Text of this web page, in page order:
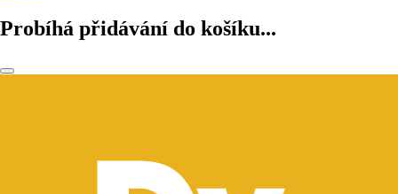
Probíhá přidávání do košíku...